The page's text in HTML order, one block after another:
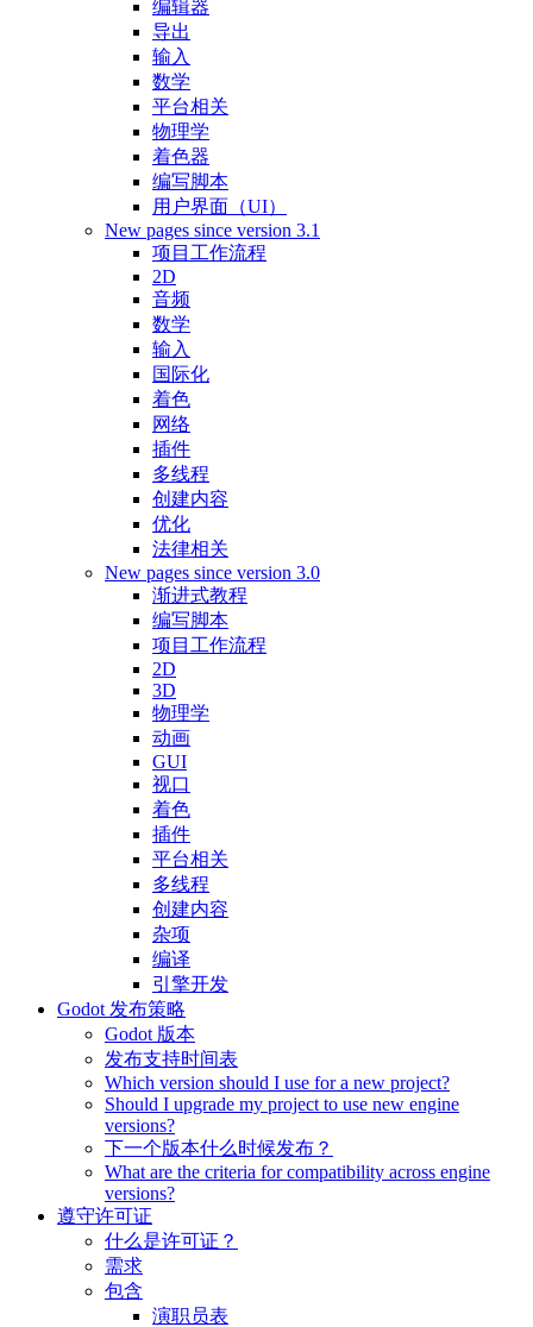
编辑器
导出
输入
数学
平台相关
物理学
着色器
编写脚本
用户界面（UI）
New pages since version 3.1
项目工作流程
2D
音频
数学
输入
国际化
着色
网络
插件
多线程
创建内容
优化
法律相关
New pages since version 3.0
渐进式教程
编写脚本
项目工作流程
2D
3D
物理学
动画
GUI
视口
着色
插件
平台相关
多线程
创建内容
杂项
编译
引擎开发
Godot 发布策略
Godot 版本
发布支持时间表
Which version should I use for a new project?
Should I upgrade my project to use new engine
versions?
下一个版本什么时候发布？
What are the criteria for compatibility across engine
versions?
遵守许可证
什么是许可证？
需求
包含
演职员表